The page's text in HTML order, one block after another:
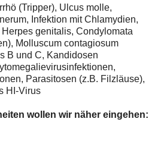
(Tripper), Ulcus molle,
Infektion mit Chlamydien,
genitalis, Condylomata
Molluscum contagiosum
B und C, Kandidosen
Parasitosen (z.B. Filzläuse),
HI-Virus
wollen wir näher eingehen: